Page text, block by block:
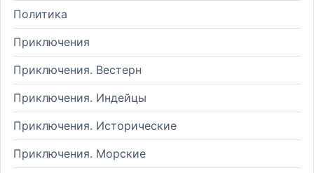
Политика
Приключения
Приключения. Вестерн
Приключения. Индейцы
Приключения. Исторические
Приключения. Морские